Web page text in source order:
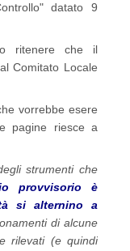
datato 9
ritenere che il
Comitato Locale
vorrebbe esere
pagine riesce a
strumenti che
provvisorio è
si alternino a
di alcune
rilevati (e quindi